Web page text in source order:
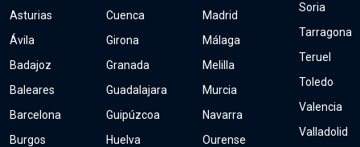
Asturias
Ávila
Badajoz
Baleares
Barcelona
Burgos
Cuenca
Girona
Granada
Guadalajara
Guipúzcoa
Huelva
Madrid
Málaga
Melilla
Murcia
Navarra
Ourense
Soria
Tarragona
Teruel
Toledo
Valencia
Valladolid